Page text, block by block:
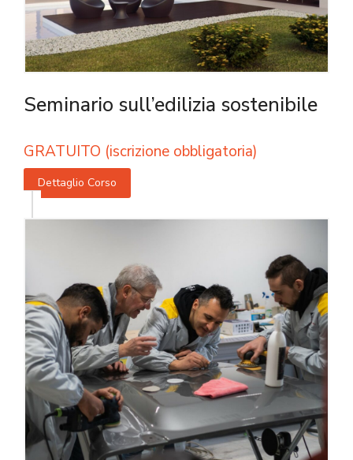
Seminario sull’edilizia sostenibile
GRATUITO (iscrizione obbligatoria)
Dettaglio Corso